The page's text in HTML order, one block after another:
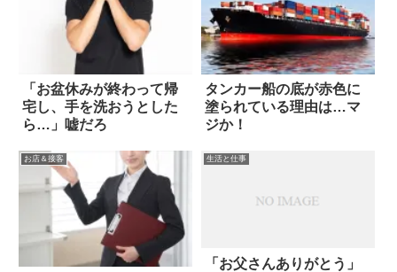
「お盆休みが終わって帰
宅し、手を洗おうとした
ら…」嘘だろ
タンカー船の底が赤色に
塗られている理由は…マ
ジか！
お店＆接客 生活と仕事
「お父さんありがとう」